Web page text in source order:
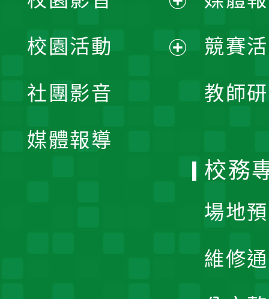
競賽
教師
開
校園活動
社團影音
媒體報導
校務
場地
維修